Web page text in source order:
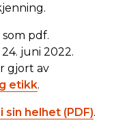
pdf.
juni 2022.
gjort av
etikk.
helhet (PDF).